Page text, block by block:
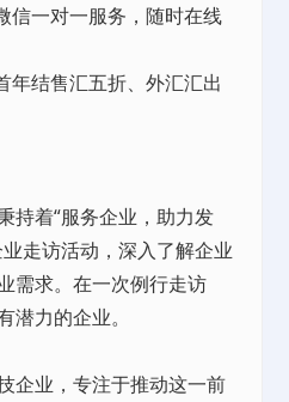
信一对一服务，随时在线
年结售汇五折、外汇汇出
着“服务企业，助力发
走访活动，深入了解企业
需求。在一次例行走访
潜力的企业。
业，专注于推动这一前